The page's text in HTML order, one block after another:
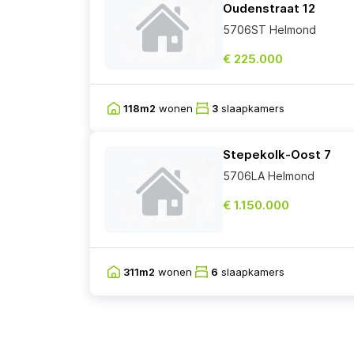
Oudenstraat 12
5706ST Helmond
€ 225.000
118m2 wonen 3 slaapkamers
Stepekolk-Oost 7
5706LA Helmond
€ 1.150.000
311m2 wonen 6 slaapkamers